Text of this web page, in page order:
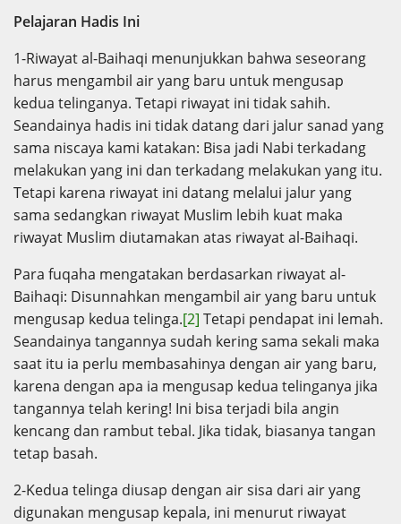
Pelajaran Hadis Ini
1-Riwayat al-Baihaqi menunjukkan bahwa seseorang
harus mengambil air yang baru untuk mengusap
kedua telinganya. Tetapi riwayat ini tidak sahih.
Seandainya hadis ini tidak datang dari jalur sanad yang
sama niscaya kami katakan: Bisa jadi Nabi terkadang
melakukan yang ini dan terkadang melakukan yang itu.
Tetapi karena riwayat ini datang melalui jalur yang
sama sedangkan riwayat Muslim lebih kuat maka
riwayat Muslim diutamakan atas riwayat al-Baihaqi.
Para fuqaha mengatakan berdasarkan riwayat al-
Baihaqi: Disunnahkan mengambil air yang baru untuk
mengusap kedua telinga.[2] Tetapi pendapat ini lemah.
Seandainya tangannya sudah kering sama sekali maka
saat itu ia perlu membasahinya dengan air yang baru,
karena dengan apa ia mengusap kedua telinganya jika
tangannya telah kering! Ini bisa terjadi bila angin
kencang dan rambut tebal. Jika tidak, biasanya tangan
tetap basah.
2-Kedua telinga diusap dengan air sisa dari air yang
digunakan mengusap kepala, ini menurut riwayat